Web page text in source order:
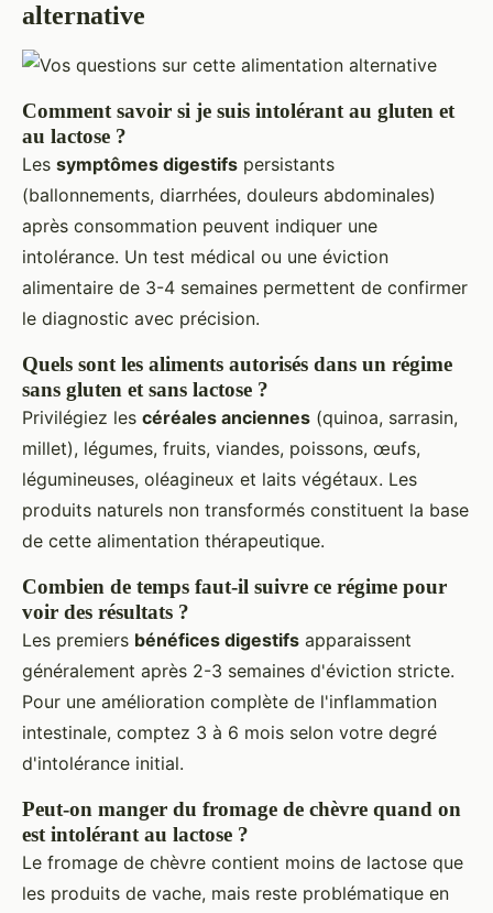
alternative
Comment savoir si je suis intolérant au gluten et
au lactose ?
Les symptômes digestifs persistants
(ballonnements, diarrhées, douleurs abdominales)
après consommation peuvent indiquer une
intolérance. Un test médical ou une éviction
alimentaire de 3-4 semaines permettent de confirmer
le diagnostic avec précision.
Quels sont les aliments autorisés dans un régime
sans gluten et sans lactose ?
Privilégiez les céréales anciennes (quinoa, sarrasin,
millet), légumes, fruits, viandes, poissons, œufs,
légumineuses, oléagineux et laits végétaux. Les
produits naturels non transformés constituent la base
de cette alimentation thérapeutique.
Combien de temps faut-il suivre ce régime pour
voir des résultats ?
Les premiers bénéfices digestifs apparaissent
généralement après 2-3 semaines d'éviction stricte.
Pour une amélioration complète de l'inflammation
intestinale, comptez 3 à 6 mois selon votre degré
d'intolérance initial.
Peut-on manger du fromage de chèvre quand on
est intolérant au lactose ?
Le fromage de chèvre contient moins de lactose que
les produits de vache, mais reste problématique en